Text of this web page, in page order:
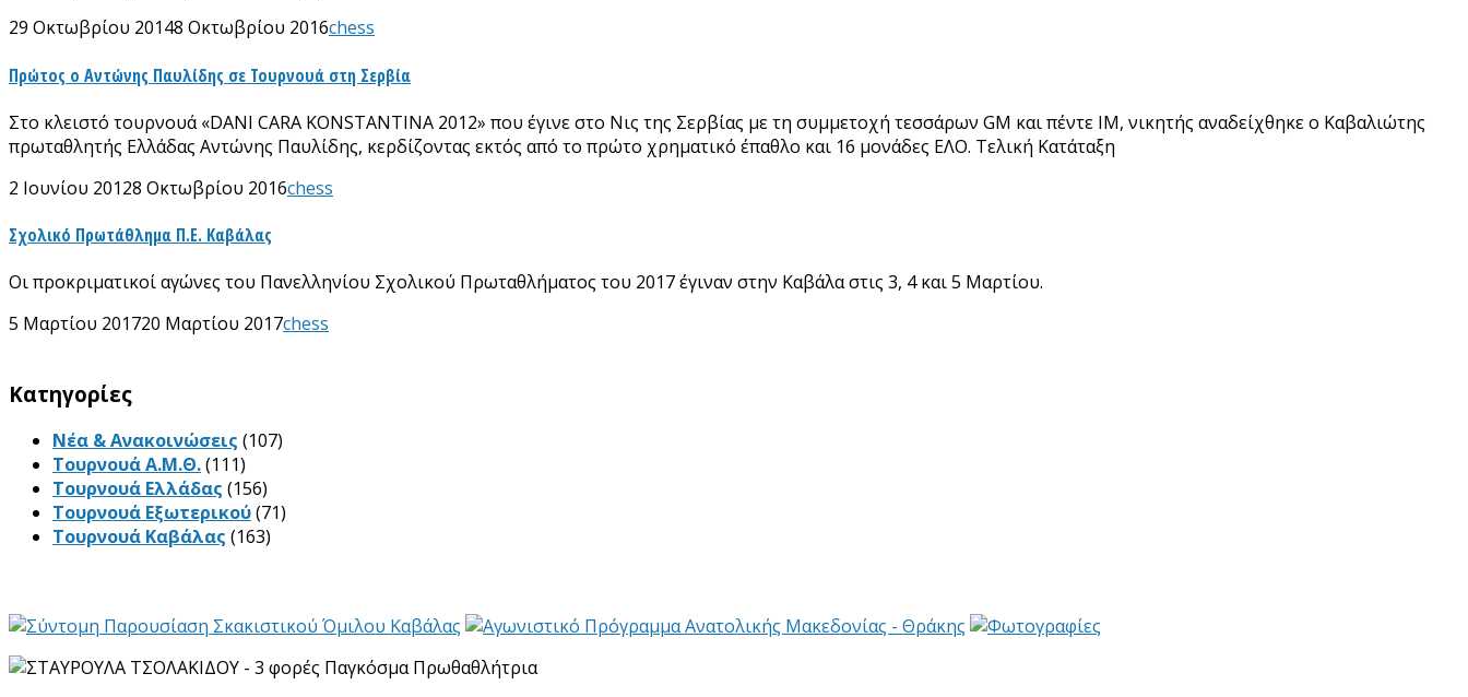
29 Οκτωβρίου 20148 Οκτωβρίου 2016chess
Πρώτος ο Αντώνης Παυλίδης σε Τουρνουά στη Σερβία
Στο κλειστό τουρνουά «DANI CARA KONSTANTINA 2012» που έγινε στο Νις της Σερβίας με τη συμμετοχή τεσσάρων GM και πέντε ΙΜ, νικητής αναδείχθηκε ο Καβαλιώτης
πρωταθλητής Ελλάδας Αντώνης Παυλίδης, κερδίζοντας εκτός από το πρώτο χρηματικό έπαθλο και 16 μονάδες ΕΛΟ. Τελική Κατάταξη
2 Ιουνίου 20128 Οκτωβρίου 2016chess
Σχολικό Πρωτάθλημα Π.Ε. Καβάλας
Οι προκριματικοί αγώνες του Πανελληνίου Σχολικού Πρωταθλήματος του 2017 έγιναν στην Καβάλα στις 3, 4 και 5 Μαρτίου.
5 Μαρτίου 201720 Μαρτίου 2017chess
Kατηγορίες
Νέα & Ανακοινώσεις (107)
Τουρνουά Α.Μ.Θ.(111)
Τουρνουά Ελλάδας (156)
Τουρνουά Εξωτερικού(71)
Τουρνουά Καβάλας (163)